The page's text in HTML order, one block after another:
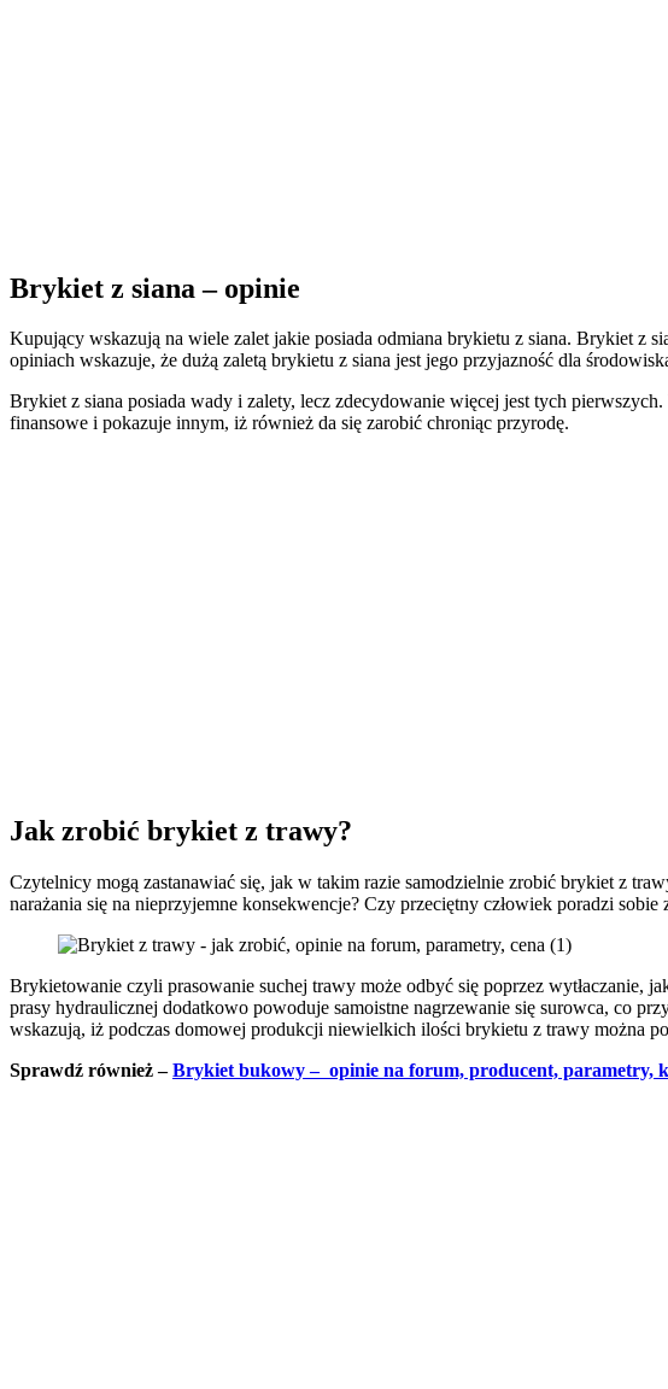
Brykiet z siana – opinie
Kupujący wskazują na wiele zalet jakie posiada odmiana brykietu z siana. Brykiet z
opiniach wskazuje, że dużą zaletą brykietu z siana jest jego przyjazność dla
Brykiet z siana posiada wady i zalety, lecz zdecydowanie więcej jest tych
finansowe i pokazuje innym, iż również da się zarobić chroniąc przyrodę.
Jak zrobić brykiet z trawy?
Czytelnicy mogą zastanawiać się, jak w takim razie samodzielnie zrobić brykiet z
narażania się na nieprzyjemne konsekwencje? Czy przeciętny człowiek poradzi
Brykietowanie czyli prasowanie suchej trawy może odbyć się poprzez wytłaczanie,
prasy hydraulicznej dodatkowo powoduje samoistne nagrzewanie się surowca, co
wskazują, iż podczas domowej produkcji niewielkich ilości brykietu z trawy można
Sprawdź również –Brykiet bukowy – opinie na forum, producent, parametry,